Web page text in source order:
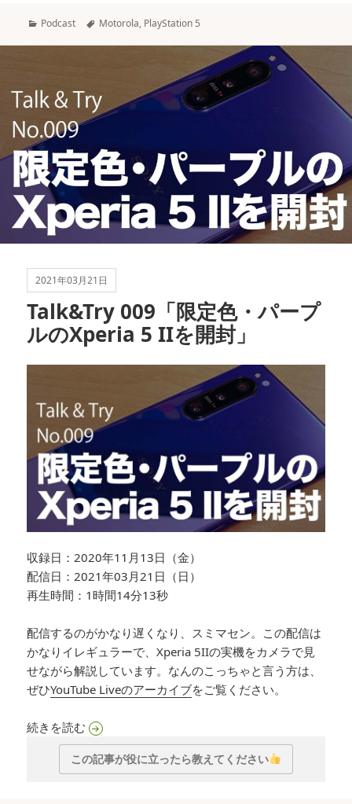
カ
Podcast
タ
Motorola, PlayStation 5
2021年03月21日
Talk&Try 009「限定色・パープ
ルのXperia 5 IIを開封」
収録日：2020年11月13日（金）
配信日：2021年03月21日（日）
再生時間：1時間14分13秒
配信するのがかなり遅くなり、スミマセン。この配信は
かなりイレギュラーで、Xperia 5IIの実機をカメラで見
せながら解説しています。なんのこっちゃと言う方は、
ぜひYouTube Liveのアーカイブをご覧ください。
続きを読むTalk&Try 009「限定色・パープルのXperia 5 IIを
この記事が役に立ったら教えてください